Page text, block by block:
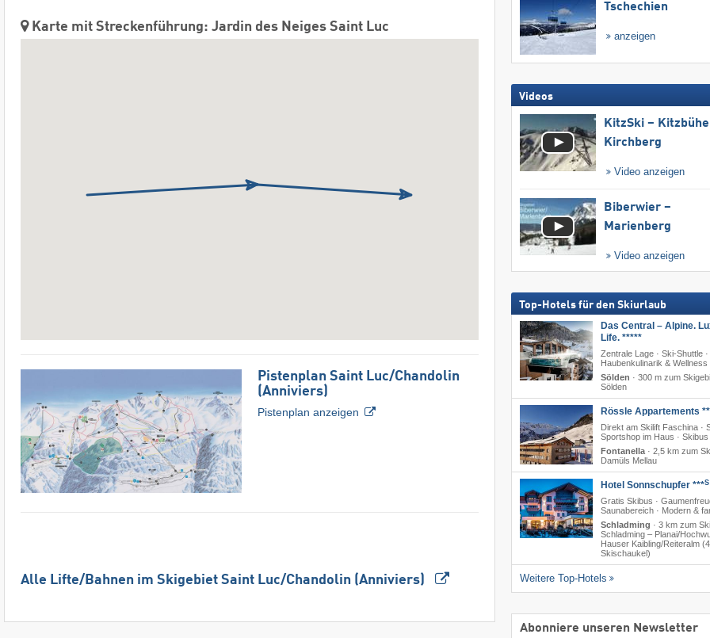
Karte mit Streckenführung: Jardin des Neiges Saint Luc
Pistenplan Saint Luc/​Chandolin
(Anniviers)
Pistenplan anzeigen
Alle Lifte/Bahnen im Skigebiet Saint Luc/​Chandolin (Anniviers)
Tschechien
anzeigen
Videos
KitzSki –
Kirchberg
Video anzeigen
Biberwier –
Marienberg
Video anzeigen
Top-Hotels für den Skiurlaub
Das Central – Alpine.
Life. *****
Zentrale Lage · Ski-Shuttle
Haubenkulinarik & Wellness
Sölden · 300 m zum
Sölden
Rössle Appartements
Direkt am Skilift Faschina ·
Sportshop im Haus · Skibus
Fontanella · 2,5 km zum
Damüls Mellau
Hotel Sonnschupfer ***S
Gratis Skibus ·
Saunabereich · Modern &
Schladming · 3 km zum
Schladming – Planai/​
Hauser Kaibling/​Reiteralm
Skischaukel)
Weitere Top-Hotels
Abonniere unseren Newsletter